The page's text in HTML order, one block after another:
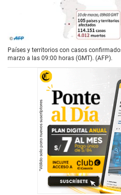
Países y territorios con casos
marzo a las 09:00 horas (GMT). (AFP).